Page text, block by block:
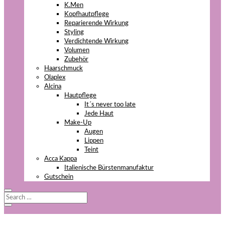
K.Men
Kopfhautpflege
Reparierende Wirkung
Styling
Verdichtende Wirkung
Volumen
Zubehör
Haarschmuck
Olaplex
Alcina
Hautpflege
It´s never too late
Jede Haut
Make-Up
Augen
Lippen
Teint
Acca Kappa
Italienische Bürstenmanufaktur
Gutschein